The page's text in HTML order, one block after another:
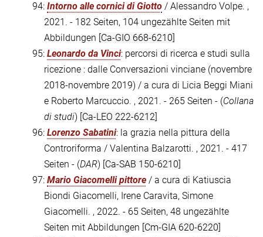
94: Intorno alle cornici di Giotto / Alessandro Volpe. ,
2021. - 182 Seiten, 104 ungezählte Seiten mit
Abbildungen [Ca-GIO 668-6210]
95: Leonardo da Vinci: percorsi di ricerca e studi sulla
ricezione : dalle Conversazioni vinciane (novembre
2018-novembre 2019) / a cura di Licia Beggi Miani
e Roberto Marcuccio. , 2021. - 265 Seiten - (Collana
di studi) [Ca-LEO 222-6212]
96: Lorenzo Sabatini: la grazia nella pittura della
Controriforma / Valentina Balzarotti. , 2021. - 417
Seiten - (DAR) [Ca-SAB 150-6210]
97: Mario Giacomelli pittore / a cura di Katiuscia
Biondi Giacomelli, Irene Caravita, Simone
Giacomelli. , 2022. - 65 Seiten, 48 ungezählte
Seiten mit Abbildungen [Cm-GIA 620-6220]